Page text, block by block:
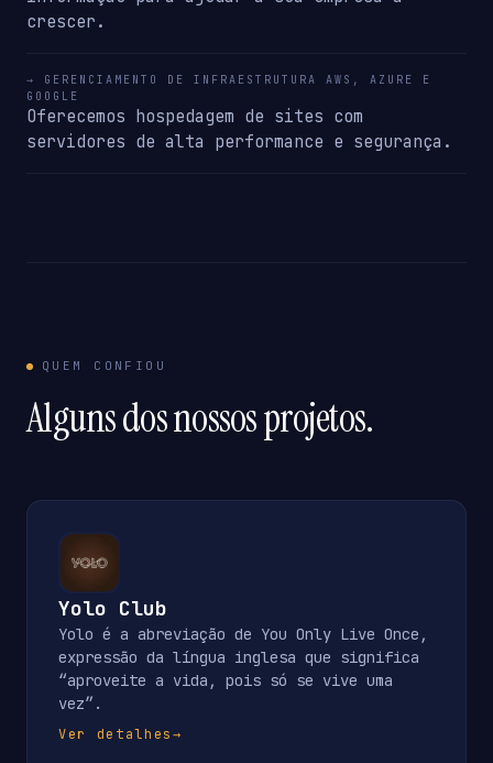
crescer.
→ GERENCIAMENTO DE INFRAESTRUTURA AWS, AZURE E
GOOGLE
Oferecemos hospedagem de sites com
servidores de alta performance e segurança.
QUEM CONFIOU
Alguns dos nossos projetos.
Yolo Club
Yolo é a abreviação de You Only Live Once,
expressão da língua inglesa que significa
“aproveite a vida, pois só se vive uma
vez”.
Ver detalhes→